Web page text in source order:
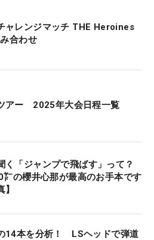
ャレンジマッチ THE Heroines
合わせ
アー 2025年大会日程一覧
く「ジャンプで飛ばす」って？
の櫻井心那が最高のお手本です
】
14本を分析！ LSヘッドで弾道